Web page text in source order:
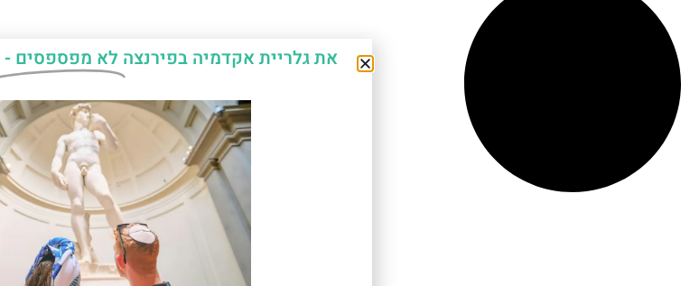
את גלריית אקדמיה בפירנצה לא מפספסים -